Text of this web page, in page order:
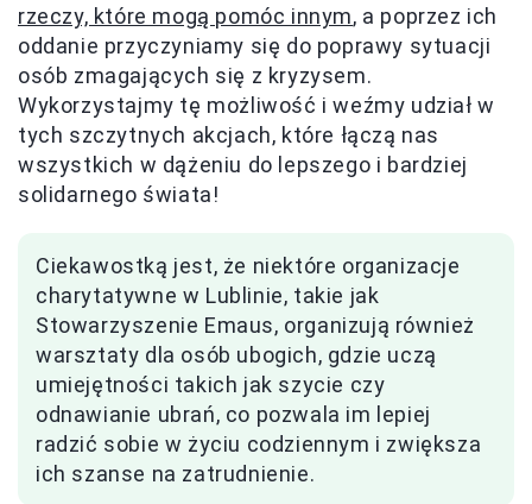
rzeczy, które mogą pomóc innym, a poprzez ich
oddanie przyczyniamy się do poprawy sytuacji
osób zmagających się z kryzysem.
Wykorzystajmy tę możliwość i weźmy udział w
tych szczytnych akcjach, które łączą nas
wszystkich w dążeniu do lepszego i bardziej
solidarnego świata!
Ciekawostką jest, że niektóre organizacje
charytatywne w Lublinie, takie jak
Stowarzyszenie Emaus, organizują również
warsztaty dla osób ubogich, gdzie uczą
umiejętności takich jak szycie czy
odnawianie ubrań, co pozwala im lepiej
radzić sobie w życiu codziennym i zwiększa
ich szanse na zatrudnienie.